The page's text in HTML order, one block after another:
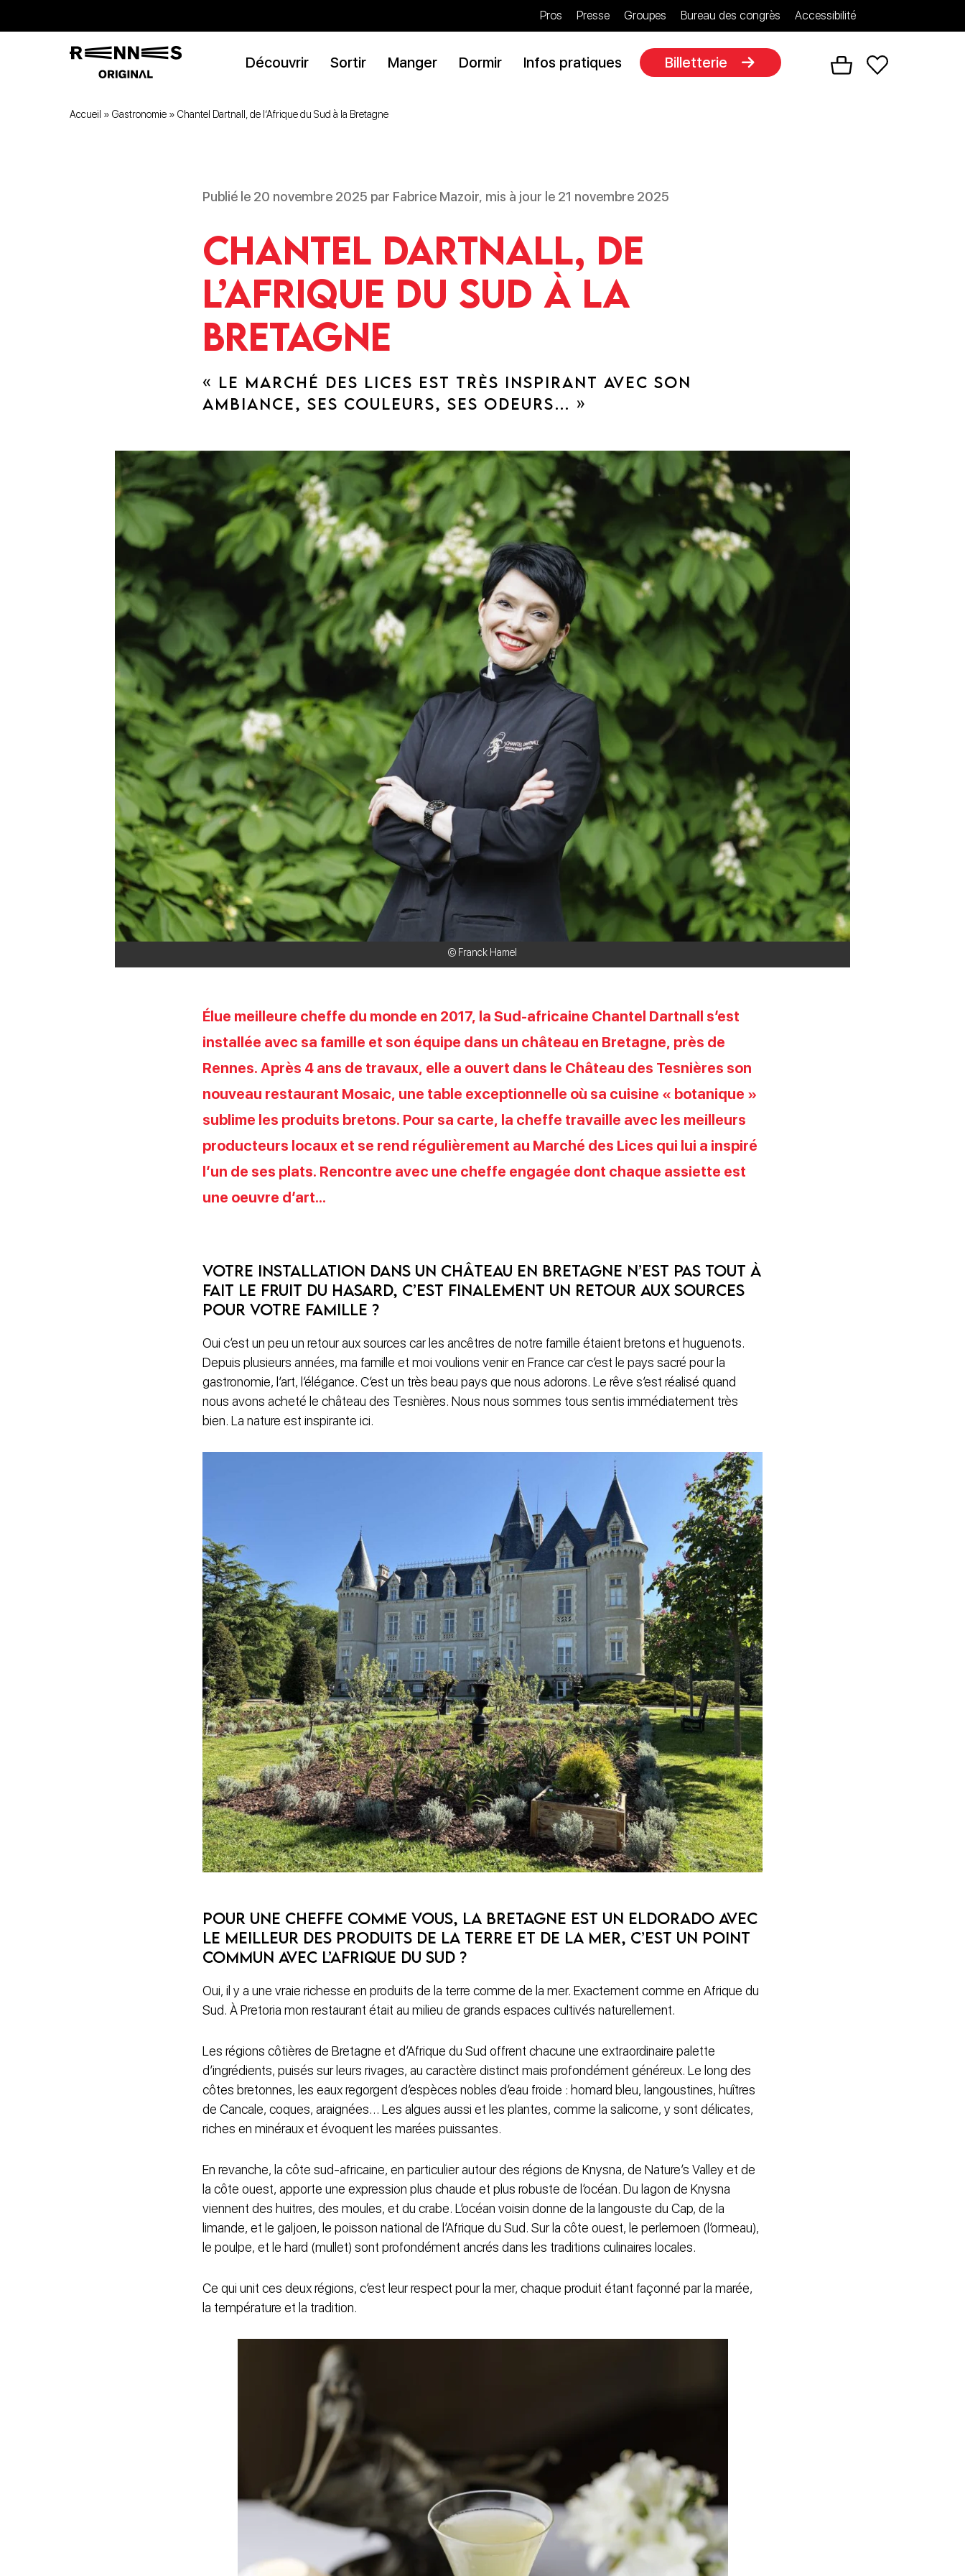
Pros Presse Groupes Bureau des congrès Accessibilité
Découvrir Sortir Manger Dormir Infos pratiques Billetterie
Accueil » Gastronomie » Chantel Dartnall, de l’Afrique du Sud à la Bretagne
Publié le 20 novembre 2025 par Fabrice Mazoir, mis à jour le 21 novembre 2025
Chantel Dartnall, de
l’Afrique du Sud à la
Bretagne
« LE MARCHÉ DES LICES EST TRÈS INSPIRANT AVEC SON
AMBIANCE, SES COULEURS, SES ODEURS… »
© Franck Hamel
Élue meilleure cheffe du monde en 2017, la Sud-africaine Chantel Dartnall s’est
installée avec sa famille et son équipe dans un château en Bretagne, près de
Rennes. Après 4 ans de travaux, elle a ouvert dans le Château des Tesnières son
nouveau restaurant Mosaic, une table exceptionnelle où sa cuisine « botanique »
sublime les produits bretons. Pour sa carte, la cheffe travaille avec les meilleurs
producteurs locaux et se rend régulièrement au Marché des Lices qui lui a inspiré
l’un de ses plats. Rencontre avec une cheffe engagée dont chaque assiette est
une oeuvre d’art…
Votre installation dans un château en Bretagne n’est pas tout à
fait le fruit du hasard, c’est finalement un retour aux sources
pour votre famille ?
Oui c’est un peu un retour aux sources car les ancêtres de notre famille étaient bretons et huguenots.
Depuis plusieurs années, ma famille et moi voulions venir en France car c’est le pays sacré pour la
gastronomie, l’art, l’élégance. C’est un très beau pays que nous adorons. Le rêve s’est réalisé quand
nous avons acheté le château des Tesnières. Nous nous sommes tous sentis immédiatement très
bien. La nature est inspirante ici.
Pour une cheffe comme vous, la Bretagne est un eldorado avec
le meilleur des produits de la terre et de la mer, c’est un point
commun avec l’Afrique du Sud ?
Oui, il y a une vraie richesse en produits de la terre comme de la mer. Exactement comme en Afrique du
Sud. À Pretoria mon restaurant était au milieu de grands espaces cultivés naturellement.
Les régions côtières de Bretagne et d’Afrique du Sud offrent chacune une extraordinaire palette
d’ingrédients, puisés sur leurs rivages, au caractère distinct mais profondément généreux. Le long des
côtes bretonnes, les eaux regorgent d’espèces nobles d’eau froide : homard bleu, langoustines, huîtres
de Cancale, coques, araignées… Les algues aussi et les plantes, comme la salicorne, y sont délicates,
riches en minéraux et évoquent les marées puissantes.
En revanche, la côte sud-africaine, en particulier autour des régions de Knysna, de Nature’s Valley et de
la côte ouest, apporte une expression plus chaude et plus robuste de l’océan. Du lagon de Knysna
viennent des huitres, des moules, et du crabe. L’océan voisin donne de la langouste du Cap, de la
limande, et le galjoen, le poisson national de l’Afrique du Sud. Sur la côte ouest, le perlemoen (l’ormeau),
le poulpe, et le hard (mullet) sont profondément ancrés dans les traditions culinaires locales.
Ce qui unit ces deux régions, c’est leur respect pour la mer, chaque produit étant façonné par la marée,
la température et la tradition.